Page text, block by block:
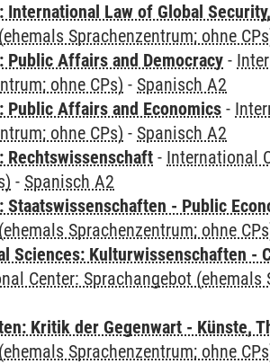
Law of Global
Sprachenzentrum; ohne
Public Affairs and Democracy -
ohne CPs) - Spanisch A2
Public Affairs and Economics -
ohne CPs) - Spanisch A2
Rechtswissenschaft - International
- Spanisch A2
Staatswissenschaften - Public
Sprachenzentrum; ohne
Sciences: Kulturwissenschaften -
Center: Sprachangebot (ehemals
Kritik der Gegenwart - Künste,
Sprachenzentrum; ohne